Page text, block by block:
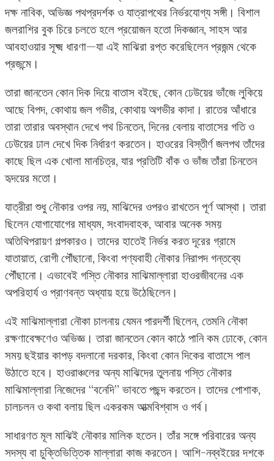
দক্ষ নাবিক, অভিজ্ঞ পথপ্রদর্শক ও যাত্রাপথের নির্ভরযোগ্য সঙ্গী। বিশাল
জলরাশির বুক চিরে চলতে হলে প্রয়োজন হতো দিকজ্ঞান, সাহস আর
আবহাওয়ার সূক্ষ্ম ধারণা—যা এই মাঝিরা রপ্ত করেছিলেন প্রজন্ম থেকে
প্রজন্মে।
তারা জানতেন কোন দিক দিয়ে বাতাস বইছে, কোন ঢেউয়ের ভাঁজে লুকিয়ে
আছে বিপদ, কোথায় জল গভীর, কোথায় অগভীর কাদা। রাতের আঁধারে
তারা তারার অবস্থান দেখে পথ চিনতেন, দিনের বেলায় বাতাসের গতি ও
ঢেউয়ের ঢাল দেখে দিক নির্ধারণ করতেন। হাওরের বিস্তীর্ণ জলপথ তাঁদের
কাছে ছিল এক খোলা মানচিত্র, যার প্রতিটি বাঁক ও ভাঁজ তাঁরা চিনতেন
হৃদয়ের মতো।
যাত্রীরা শুধু নৌকার ওপর নয়, মাঝিদের ওপরও রাখতেন পূর্ণ আস্থা। তারা
ছিলেন যোগাযোগের মাধ্যম, সংবাদবাহক, আবার অনেক সময়
অতিথিপরায়ণ গল্পকারও। তাদের হাতেই নির্ভর করত দূরের গ্রামে
যাতায়াত, রোগী পৌঁছানো, কিংবা পণ্যবাহী নৌকার নিরাপদ গন্তব্যে
পৌঁছানো। এভাবেই গস্তি নৌকার মাঝিমাল্লারা হাওরজীবনের এক
অপরিহার্য ও প্রাণবন্ত অধ্যায় হয়ে উঠেছিলেন।
এই মাঝিমাল্লারা নৌকা চালনায় যেমন পারদর্শী ছিলেন, তেমনি নৌকা
রক্ষণাবেক্ষণেও অভিজ্ঞ। তারা জানতেন কোন কাঠে পানি কম ঢোকে, কোন
সময় ছইয়ার কাপড় বদলানো দরকার, কিংবা কোন দিকের বাতাসে পাল
উঠাতে হবে। হাওরাঞ্চলের অন্য মাঝিদের তুলনায় গস্তি নৌকার
মাঝিমাল্লারা নিজেদের “বনেদি” ভাবতে পছন্দ করতেন। তাদের পোশাক,
চালচলন ও কথা বলায় ছিল একরকম আত্মবিশ্বাস ও গর্ব।
সাধারণত মূল মাঝিই নৌকার মালিক হতেন। তাঁর সঙ্গে পরিবারের অন্য
সদস্য বা চুক্তিভিত্তিক মাল্লারা কাজ করতেন। আশি-নব্বইয়ের দশকে